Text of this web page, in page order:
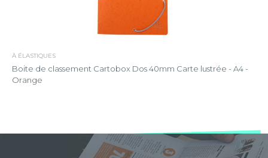
À ÉLASTIQUES
Boite de classement Cartobox Dos 40mm Carte lustrée - A4 -
Orange